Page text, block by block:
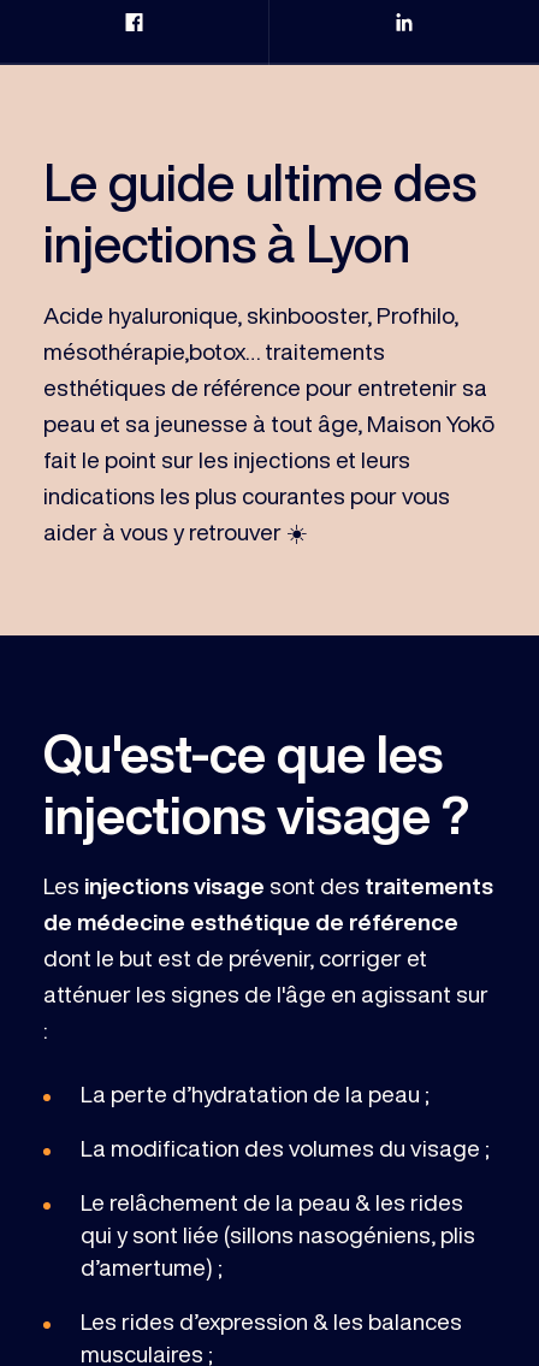
Partage Facebook Partage
Le guide ultime des
injections à Lyon
Acide hyaluronique, skinbooster, Profhilo,
mésothérapie,botox… traitements
esthétiques de référence pour entretenir sa
peau et sa jeunesse à tout âge, Maison Yokō
fait le point sur les injections et leurs
indications les plus courantes pour vous
aider à vous y retrouver ☀️
Qu'est-ce que les
injections visage ?
Les injections visage sont des traitements
de médecine esthétique de référence
dont le but est de prévenir, corriger et
atténuer les signes de l'âge en agissant sur
:
La perte d’hydratation de la peau ;
La modification des volumes du visage ;
Le relâchement de la peau & les rides
qui y sont liée (sillons nasogéniens, plis
d’amertume) ;
Les rides d’expression & les balances
musculaires ;